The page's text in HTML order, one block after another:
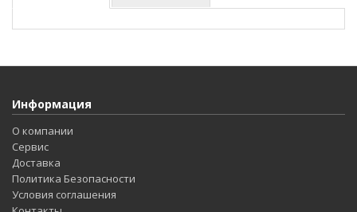
Информация
О компании
Сервис
Доставка
Политика Безопасности
Условия соглашения